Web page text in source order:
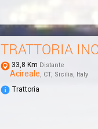
TRATTORIA
33,8 Km Distante
Acireale, CT, Sicilia, Italy
Trattoria